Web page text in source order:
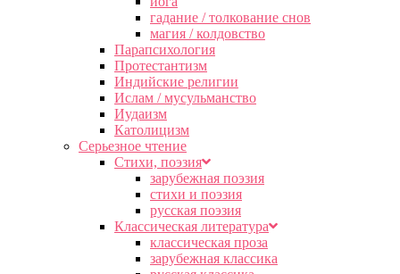
гадание / толкование снов
магия / колдовство
Парапсихология
Протестантизм
Индийские религии
Ислам / мусульманство
Иудаизм
Католицизм
Серьезное чтение
Cтихи, поэзия
зарубежная поэзия
стихи и поэзия
русская поэзия
Классическая литература
классическая проза
зарубежная классика